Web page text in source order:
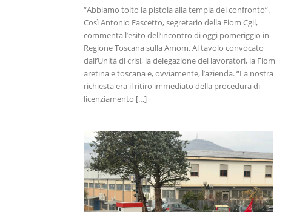
“Abbiamo tolto la pistola alla tempia del confronto”.
Così Antonio Fascetto, segretario della Fiom Cgil,
commenta l’esito dell’incontro di oggi pomeriggio in
Regione Toscana sulla Amom. Al tavolo convocato
dall’Unità di crisi, la delegazione dei lavoratori, la Fiom
aretina e toscana e, ovviamente, l’azienda. “La nostra
richiesta era il ritiro immediato della procedura di
licenziamento […]